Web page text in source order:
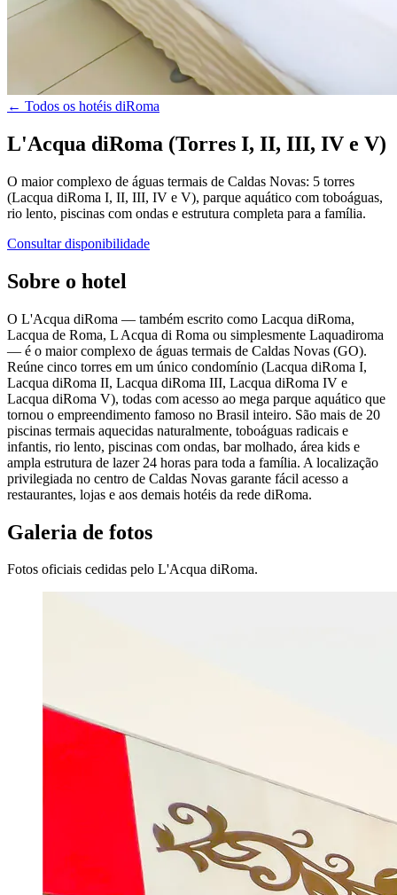
← Todos os hotéis diRoma
L'Acqua diRoma (Torres I, II, III, IV e V)
O maior complexo de águas termais de Caldas Novas: 5 torres
(Lacqua diRoma I, II, III, IV e V), parque aquático com toboáguas,
rio lento, piscinas com ondas e estrutura completa para a família.
Consultar disponibilidade
Sobre o hotel
O L'Acqua diRoma — também escrito como Lacqua diRoma,
Lacqua de Roma, L Acqua di Roma ou simplesmente Laquadiroma
— é o maior complexo de águas termais de Caldas Novas (GO).
Reúne cinco torres em um único condomínio (Lacqua diRoma I,
Lacqua diRoma II, Lacqua diRoma III, Lacqua diRoma IV e
Lacqua diRoma V), todas com acesso ao mega parque aquático que
tornou o empreendimento famoso no Brasil inteiro. São mais de 20
piscinas termais aquecidas naturalmente, toboáguas radicais e
infantis, rio lento, piscinas com ondas, bar molhado, área kids e
ampla estrutura de lazer 24 horas para toda a família. A localização
privilegiada no centro de Caldas Novas garante fácil acesso a
restaurantes, lojas e aos demais hotéis da rede diRoma.
Galeria de fotos
Fotos oficiais cedidas pelo L'Acqua diRoma.